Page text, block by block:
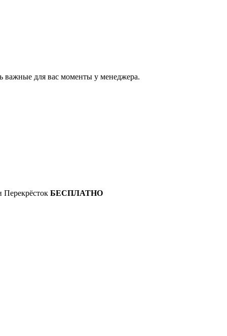
важные для вас моменты у менеджера.
Перекрёсток БЕСПЛАТНО